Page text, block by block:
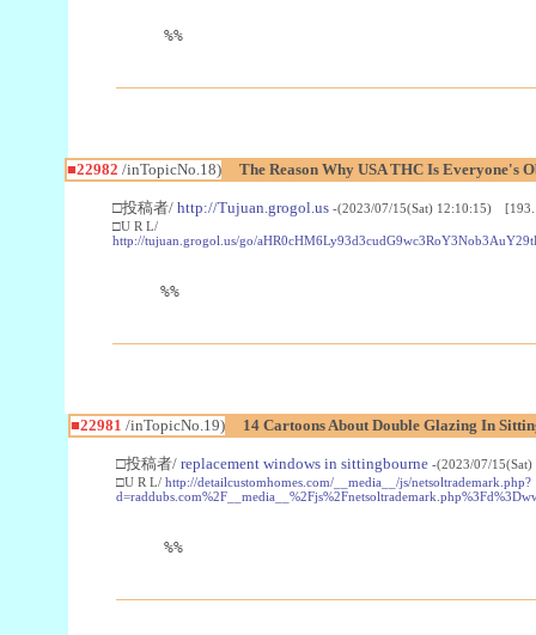
%%
■22982 /inTopicNo.18) The Reason Why USA THC Is Everyone's
□投稿者/ http://Tujuan.grogol.us -(2023/07/15(Sat) 12:10:15)
□U R L/
http://tujuan.grogol.us/go/
%%
■22981 /inTopicNo.19) 14 Cartoons About Double Glazing In
□投稿者/ replacement windows in sittingbourne -(2023/07/
□U R L/ http://detailcustomhomes.com/__media__/js/netsoltrademark.php?
%%